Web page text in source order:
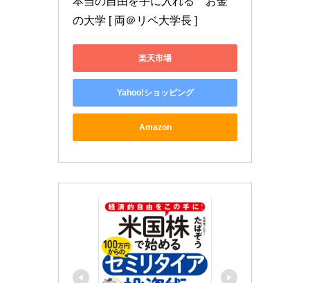
の大学 [ 両＠リベ大学長 ]
楽天市場
Yahoo!ショッピング
Amazon